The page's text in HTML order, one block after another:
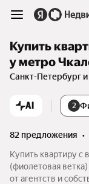
Купить
у метро
Санкт-Петербург
AI 2
82 предложения •
Купить квартиру с
(фиолетовая
от агентств и